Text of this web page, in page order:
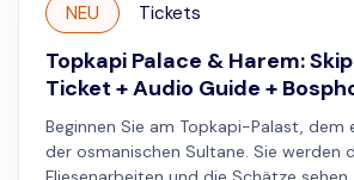
NEU Tickets
Topkapi Palace & Harem:
Ticket + Audio Guide +
Beginnen Sie am Topkapi-Palast, dem
der osmanischen Sultane. Sie werden